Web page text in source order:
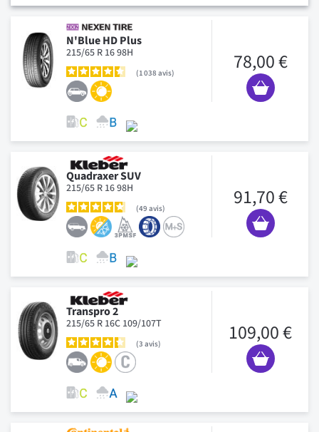
N'Blue HD Plus
215/65 R 16 98H
1 038 avis 78,00 €
Quadraxer SUV
215/65 R 16 98H
49 avis 91,70 €
Transpro 2
215/65 R 16C 109/107T
3 avis 109,00 €